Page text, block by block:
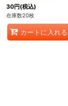
30円(税込)
在庫数20枚
カートに入れる